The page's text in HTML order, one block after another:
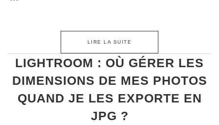
LIRE LA SUITE
LIGHTROOM : OÙ GÉRER LES
DIMENSIONS DE MES PHOTOS
QUAND JE LES EXPORTE EN
JPG ?